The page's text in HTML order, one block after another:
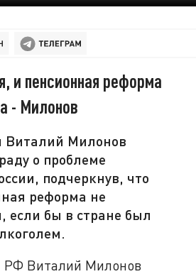
и пенсионная реформа
- Милонов
Виталий Милонов
о проблеме
подчеркнув, что
реформа не
если бы в стране был
РФ Виталий Милонов